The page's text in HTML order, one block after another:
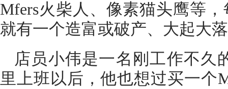
Mfers火柴人、像素猫头鹰等
就有一个造富或破产、大起大
店员小伟是一名刚工作不久
里上班以后，他也想过买一个